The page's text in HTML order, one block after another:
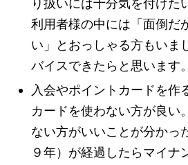
り扱いには十分気を付けた
利用者様の中には「面倒だ
い」とおっしゃる方もいま
バイスできたらと思います。
入会やポイントカードを作
カードを使わない方が良い
ない方がいいことが分かっ
９年）が経過したらマイナ